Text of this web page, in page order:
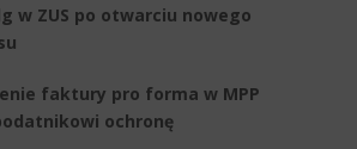
w ZUS po otwarciu nowego
faktury pro forma w MPP
ochronę